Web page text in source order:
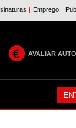
AVALIAR